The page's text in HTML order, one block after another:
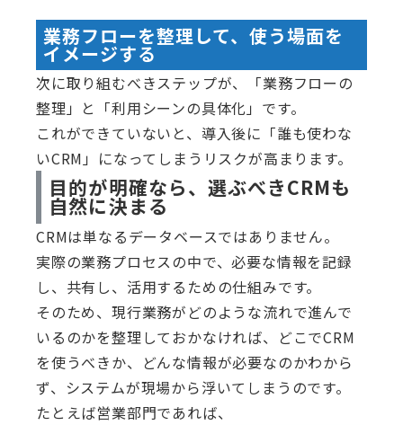
業務フローを整理して、使う場面を
イメージする
次に取り組むべきステップが、「業務フローの
整理」と「利用シーンの具体化」です。
これができていないと、導入後に「誰も使わな
いCRM」になってしまうリスクが高まります。
目的が明確なら、選ぶべきCRMも
自然に決まる
CRMは単なるデータベースではありません。
実際の業務プロセスの中で、必要な情報を記録
し、共有し、活用するための仕組みです。
そのため、現行業務がどのような流れで進んで
いるのかを整理しておかなければ、どこでCRM
を使うべきか、どんな情報が必要なのかわから
ず、システムが現場から浮いてしまうのです。
たとえば営業部門であれば、